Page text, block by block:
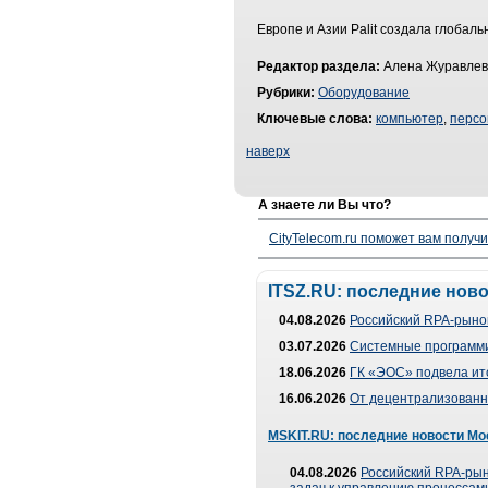
Европе и Азии Palit создала
Редактор раздела: Алена
Рубрики: Оборудование
Ключевые слова: компьютер,
наверх
А знаете ли Вы что?
CityTelecom.ru поможет вам
ITSZ.RU: последние
04.08.2026 Российский RPA-
03.07.2026 Системные
18.06.2026 ГК «ЭОС» подвела
16.06.2026 От
MSKIT.RU: последние новости
04.08.2026 Российский RPA-